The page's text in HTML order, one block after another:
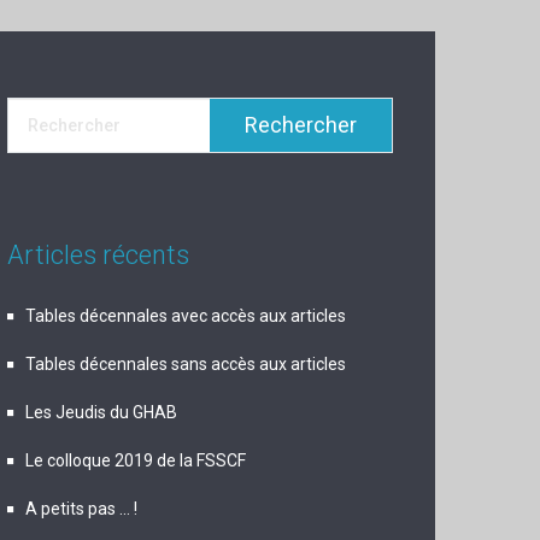
Articles récents
Tables décennales avec accès aux articles
Tables décennales sans accès aux articles
Les Jeudis du GHAB
Le colloque 2019 de la FSSCF
A petits pas … !